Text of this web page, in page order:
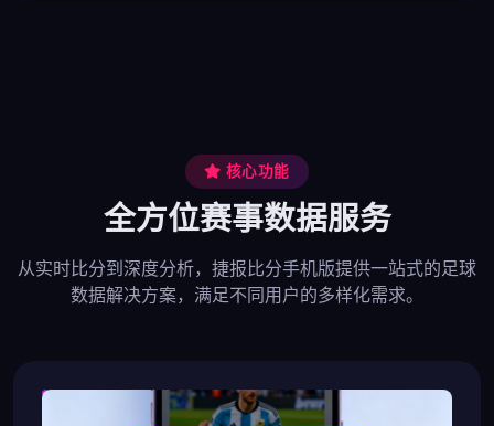
核心功能
全方位赛事数据服务
从实时比分到深度分析，捷报比分手机版提供一站式的足球
数据解决方案，满足不同用户的多样化需求。